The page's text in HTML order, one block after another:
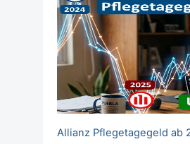
Allianz Pflegetagegeld ab